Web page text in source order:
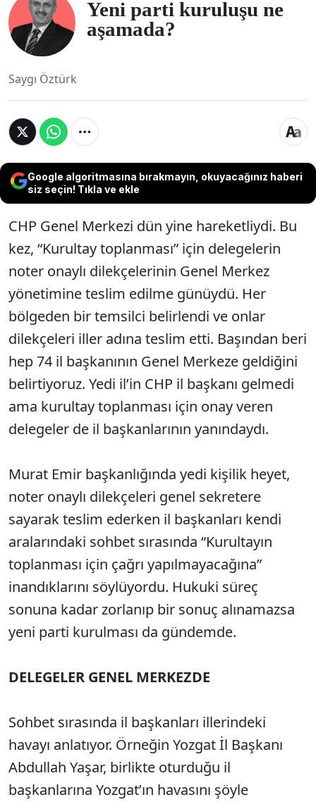
Yeni parti kuruluşu ne
aşamada?
Saygı Öztürk
Google algoritmasına bırakmayın, okuyacağınız haberi
siz seçin! Tıkla ve ekle
CHP Genel Merkezi dün yine hareketliydi. Bu
kez, “Kurultay toplanması” için delegelerin
noter onaylı dilekçelerinin Genel Merkez
yönetimine teslim edilme günüydü. Her
bölgeden bir temsilci belirlendi ve onlar
dilekçeleri iller adına teslim etti. Başından beri
hep 74 il başkanının Genel Merkeze geldiğini
belirtiyoruz. Yedi il’in CHP il başkanı gelmedi
ama kurultay toplanması için onay veren
delegeler de il başkanlarının yanındaydı.
Murat Emir başkanlığında yedi kişilik heyet,
noter onaylı dilekçeleri genel sekretere
sayarak teslim ederken il başkanları kendi
aralarındaki sohbet sırasında “Kurultayın
toplanması için çağrı yapılmayacağına”
inandıklarını söylüyordu. Hukuki süreç
sonuna kadar zorlanıp bir sonuç alınamazsa
yeni parti kurulması da gündemde.
DELEGELER GENEL MERKEZDE
Sohbet sırasında il başkanları illerindeki
havayı anlatıyor. Örneğin Yozgat İl Başkanı
Abdullah Yaşar, birlikte oturduğu il
başkanlarına Yozgat’ın havasını şöyle